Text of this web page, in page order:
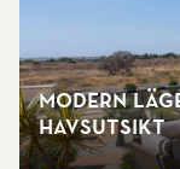
Modern
havsutsikt